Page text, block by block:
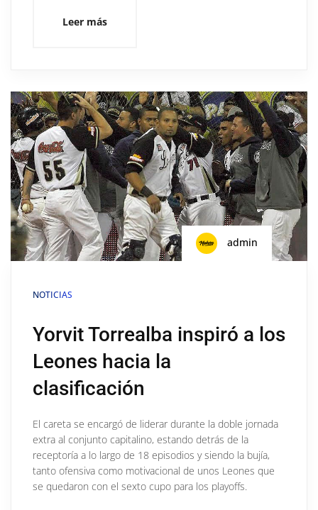
Leer más
admin
NOTICIAS
Yorvit Torrealba inspiró a los
Leones hacia la
clasificación
El careta se encargó de liderar durante la doble jornada
extra al conjunto capitalino, estando detrás de la
receptoría a lo largo de 18 episodios y siendo la bujía,
tanto ofensiva como motivacional de unos Leones que
se quedaron con el sexto cupo para los playoffs.